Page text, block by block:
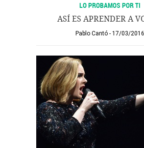
LO PROBAMOS POR TI
ASÍ ES APRENDER A
Pablo Cantó 17/03/2016